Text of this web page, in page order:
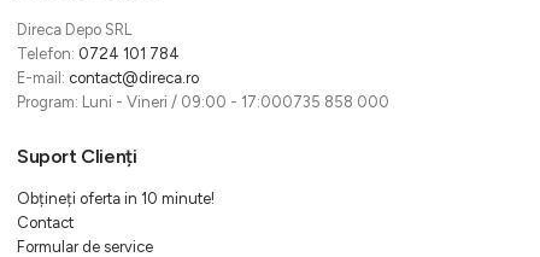
Direca Depo SRL
Telefon: 0724 101 784
E-mail: contact@direca.ro
Program: Luni - Vineri / 09:00 - 17:000735 858 000
Suport Clienți
Obțineți oferta in 10 minute!
Contact
Formular de service